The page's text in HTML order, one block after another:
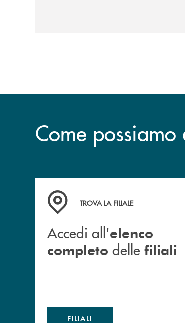
Come possiamo
Accedi all' elenco completo delle
TROVA LA FILIALE
Accedi all'elenco
completo delle filiali
FILIALI